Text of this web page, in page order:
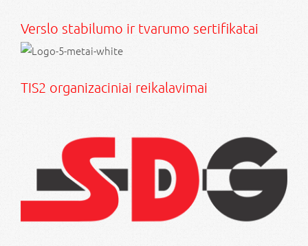
Verslo stabilumo ir tvarumo sertifikatai
TIS2 organizaciniai reikalavimai